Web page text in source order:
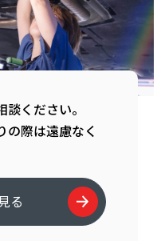
ください。
の際は遠慮なく
る